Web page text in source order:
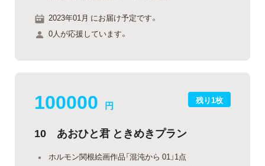
2023年01月 にお届け予定です。
0人が応援しています。
残り1枚
100000 円
10 あおひと君 ときめきプラン
ホルモン関根絵画作品「混沌から 01」1点